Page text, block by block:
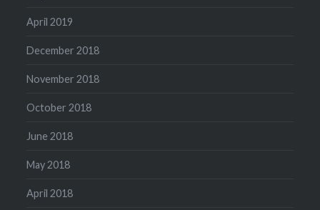
April 2019
December 2018
November 2018
October 2018
June 2018
May 2018
April 2018